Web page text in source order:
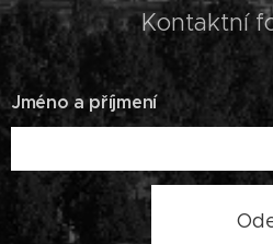
Kontaktní
Jméno a příjmení